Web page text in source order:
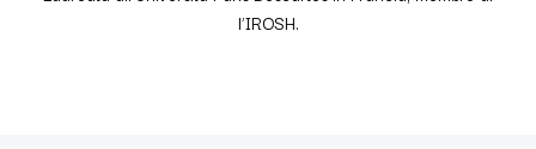
l’IROSH.